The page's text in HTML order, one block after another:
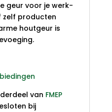
geur voor je werk-
zelf producten
houtgeur is
van FMEP
bij